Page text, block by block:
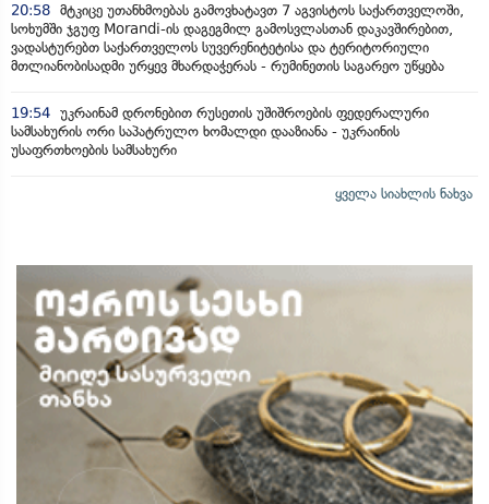
20:58 მტკიცე უთანხმოებას გამოვხატავთ 7 აგვისტოს საქართველოში,
სოხუმში ჯგუფ Morandi-ის დაგეგმილ გამოსვლასთან დაკავშირებით,
ვადასტურებთ საქართველოს სუვერენიტეტისა და ტერიტორიული
მთლიანობისადმი ურყევ მხარდაჭერას - რუმინეთის საგარეო უწყება
19:54 უკრაინამ დრონებით რუსეთის უშიშროების ფედერალური
სამსახურის ორი საპატრულო ხომალდი დააზიანა - უკრაინის
უსაფრთხოების სამსახური
ყველა სიახლის ნახვა